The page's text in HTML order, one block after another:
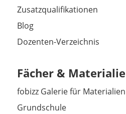
Zusatzqualifikationen
Blog
Dozenten-Verzeichnis
Fächer &
fobizz Galerie für Materialien
Grundschule